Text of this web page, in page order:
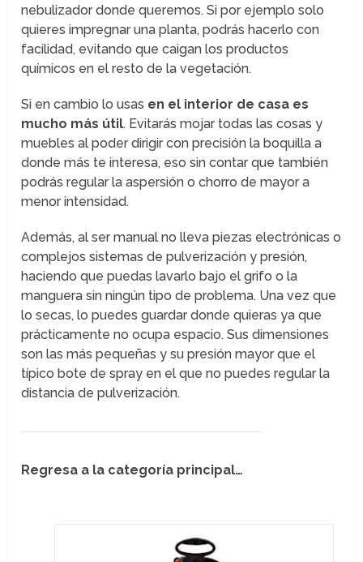
nebulizador donde queremos. Si por ejemplo solo
quieres impregnar una planta, podrás hacerlo con
facilidad, evitando que caigan los productos
químicos en el resto de la vegetación.
Si en cambio lo usas en el interior de casa es
mucho más útil. Evitarás mojar todas las cosas y
muebles al poder dirigir con precisión la boquilla a
donde más te interesa, eso sin contar que también
podrás regular la aspersión o chorro de mayor a
menor intensidad.
Además, al ser manual no lleva piezas electrónicas o
complejos sistemas de pulverización y presión,
haciendo que puedas lavarlo bajo el grifo o la
manguera sin ningún tipo de problema. Una vez que
lo secas, lo puedes guardar donde quieras ya que
prácticamente no ocupa espacio. Sus dimensiones
son las más pequeñas y su presión mayor que el
típico bote de spray en el que no puedes regular la
distancia de pulverización.
Regresa a la categoría principal…